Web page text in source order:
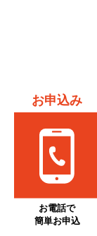
お申込み
お電話で
簡単お申込